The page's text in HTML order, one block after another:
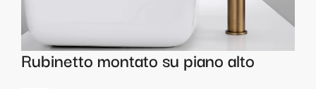
Rubinetto montato su piano alto